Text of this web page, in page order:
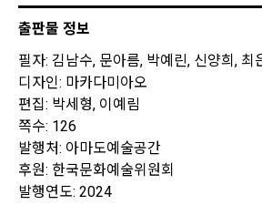
출판물 정보
필자: 김남수, 문아름, 박예린, 신양희, 최
디자인: 마카다미아오
편집: 박세형, 이예림
쪽수: 126
발행처: 아마도예술공간
후원: 한국문화예술위원회
발행연도: 2024